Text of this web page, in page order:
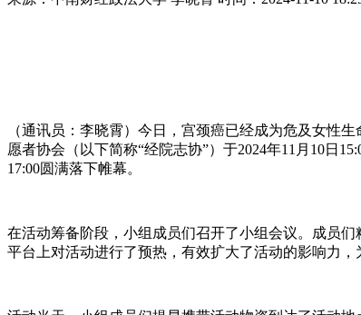
（通讯员：李晓霄）今日，宫颈癌已经成为危及女性
愿者协会 （以下简称“经院志协”）于2024年11月10日
17:00圆满落下帷幕。
在活动筹备阶段，小组成员们召开了小组会议。成员
平台上对活动进行了预热，有效扩大了活动的影响力，